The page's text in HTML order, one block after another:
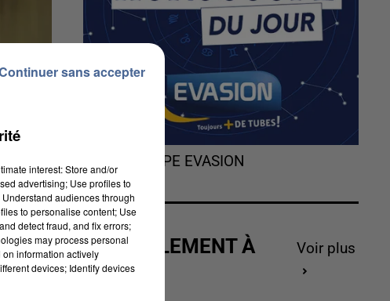
L'HOROSCOPE EVASION
ACTUELLEMENT À
GAGNER
Voir plus
interest: Store and/or
advertising; Use profiles to
audiences through
to personalise content; Use
detect fraud, and fix errors;
may process personal
information actively
devices; Identify devices
sans accepter